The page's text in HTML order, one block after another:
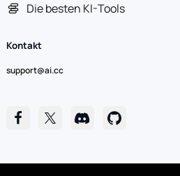
Die besten KI-Tools
Kontakt
support@ai.cc